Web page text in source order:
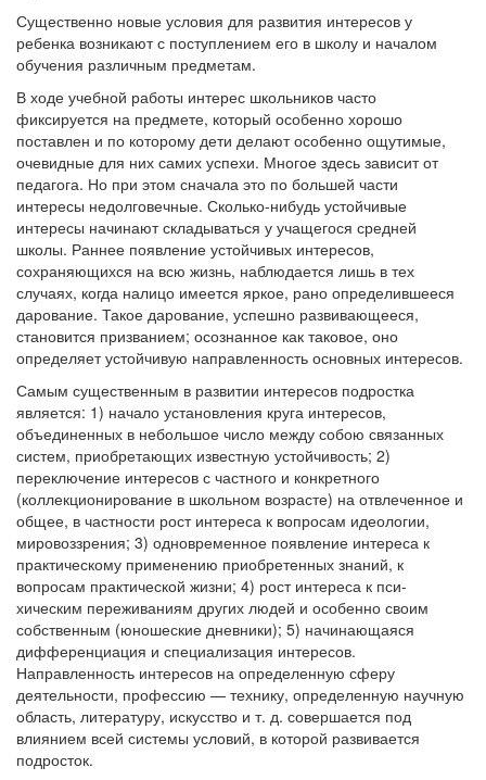
Существенно новые условия для развития интересов у
ребенка возникают с поступлением его в школу и началом
обучения различным предметам.
В ходе учебной работы интерес школьников часто
фиксируется на предмете, который особенно хорошо
поставлен и по которому дети делают особенно ощутимые,
очевидные для них самих успехи. Многое здесь зависит от
педагога. Но при этом сначала это по большей части
интересы недолговечные. Сколько-нибудь устойчивые
интересы начинают складываться у учащегося средней
школы. Раннее появление устойчивых интересов,
сохраняющихся на всю жизнь, наблюдается лишь в тех
случаях, когда налицо имеется яркое, рано определившееся
дарование. Такое дарование, успешно развивающееся,
становится призванием; осознанное как таковое, оно
определяет устойчивую направленность основных интересов.
Самым существенным в развитии интересов подростка
является: 1) начало установления круга интересов,
объединенных в небольшое число между собою связанных
систем, приобретающих известную устойчивость; 2)
переключение интересов с частного и конкретного
(коллекционирование в школьном возрасте) на отвлеченное и
общее, в частности рост интереса к вопросам идеологии,
мировоззрения; 3) одновременное появление интереса к
практическому применению приобретенных знаний, к
вопросам практической жизни; 4) рост интереса к пси-
хическим переживаниям других людей и особенно своим
собственным (юношеские дневники); 5) начинающаяся
дифференциация и специализация интересов.
Направленность интересов на определенную сферу
деятельности, профессию — технику, определенную научную
область, литературу, искусство и т. д. совершается под
влиянием всей системы условий, в которой развивается
подросток.